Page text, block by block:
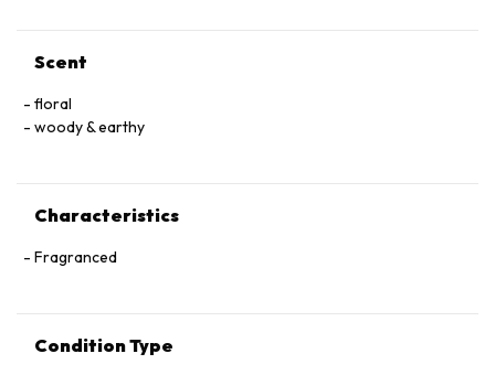
Scent
floral
woody & earthy
Characteristics
Fragranced
Condition Type